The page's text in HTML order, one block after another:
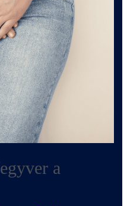
a